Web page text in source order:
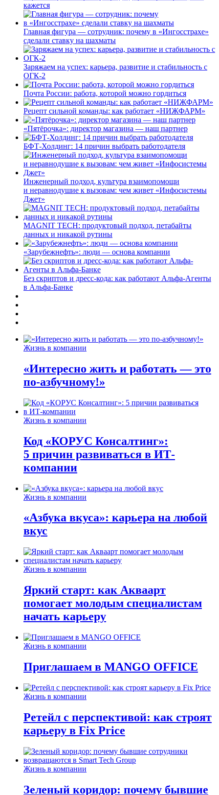
кажется
Главная фигура — сотрудник: почему в «Ингосстрахе»
сделали ставку на шахматы
Заряжаем на успех: карьера, развитие и стабильность c
ОГК-2
Почта России: работа, которой можно гордиться
Рецепт сильной команды: как работает «НИЖФАРМ»
«Пятёрочка»: директор магазина — наш партнер
БФТ-Холдинг: 14 причин выбрать работодателя
Инженерный подход, культура взаимопомощи
и неравнодушие к вызовам: чем живет «Инфосистемы
Джет»
MAGNIT TECH: продуктовый подход, петабайты
данных и никакой рутины
«Зарубежнефть»: люди — основа компании
Без скриптов и дресс-кода: как работают Альфа-Агенты
в Альфа-Банке
Жизнь в компании
«Интересно жить и работать — это
по-азбучному!»
Жизнь в компании
Код «КОРУС Консалтинг»:
5 причин развиваться в ИТ-
компании
Жизнь в компании
«Азбука вкуса»: карьера на любой
вкус
Жизнь в компании
Яркий старт: как Акваарт
помогает молодым специалистам
начать карьеру
Жизнь в компании
Приглашаем в MANGO OFFICE
Жизнь в компании
Ретейл с перспективой: как строят
карьеру в Fix Price
Жизнь в компании
Зеленый коридор: почему бывшие